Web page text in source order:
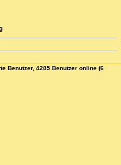
Benutzer, 4285 Benutzer online (6